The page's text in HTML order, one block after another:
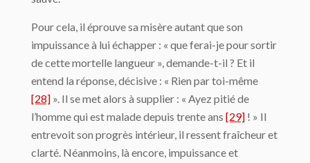
Pour cela, il éprouve sa misère autant que son
impuissance à lui échapper : « que ferai-je pour sortir
de cette mortelle langueur », demande-t-il ? Et il
entend la réponse, décisive : « Rien par toi-même
[28] ». Il se met alors à supplier : « Ayez pitié de
l’homme qui est malade depuis trente ans [29] ! » Il
entrevoit son progrès intérieur, il ressent fraîcheur et
clarté. Néanmoins, là encore, impuissance et